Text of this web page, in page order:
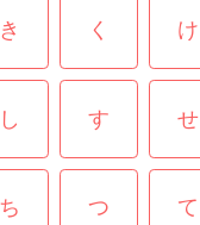
き く け
し す せ
ち つ て